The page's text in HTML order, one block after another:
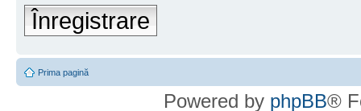
Înregistrare
Prima pagină
Powered by phpBB®